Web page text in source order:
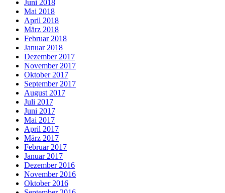
Juni 2018
Mai 2018
April 2018
März 2018
Februar 2018
Januar 2018
Dezember 2017
November 2017
Oktober 2017
September 2017
August 2017
Juli 2017
Juni 2017
Mai 2017
April 2017
März 2017
Februar 2017
Januar 2017
Dezember 2016
November 2016
Oktober 2016